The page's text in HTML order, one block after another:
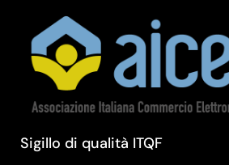
Sigillo di qualità ITQF